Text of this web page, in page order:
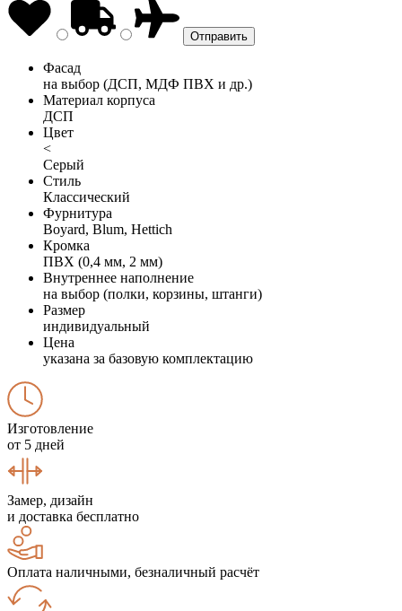
Фасад
на выбор (ДСП, МДФ ПВХ и др.)
Материал корпуса
ДСП
Цвет
<
Серый
Стиль
Классический
Фурнитура
Boyard, Blum, Hettich
Кромка
ПВХ (0,4 мм, 2 мм)
Внутреннее наполнение
на выбор (полки, корзины, штанги)
Размер
индивидуальный
Цена
указана за базовую комплектацию
Изготовление
от 5 дней
Замер, дизайн
и доставка бесплатно
Оплата наличными, безналичный расчёт